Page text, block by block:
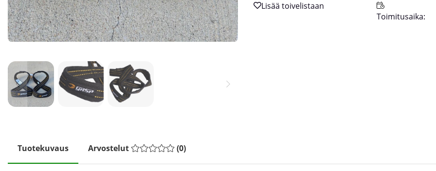
Toimitusaika:
Tuotekuvaus Arvostelut (0)